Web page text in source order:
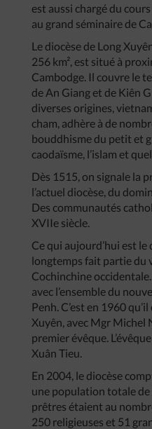
est aussi chargé du
au grand séminaire de
Le diocèse de Long
256 km², est situé à
Cambodge. Il couvre le
de An Giang et de Kiên
diverses origines,
cham, adhère à de
bouddhisme du petit et
caodaïsme, l’islam et
Dès 1515, on signale la
l’actuel diocèse, du
Des communautés
XVIIe siècle.
Ce qui aujourd’hui est le
longtemps fait partie du
Cochinchine
avec l’ensemble du
Penh. C’est en 1960
Xuyên, avec Mgr Michel
premier évêque.
Xuân Tieu.
En 2004, le diocèse
une population totale
prêtres étaient au
250 religieuses et 51